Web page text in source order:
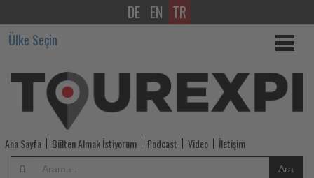
Air
India,
artan
yakıt
maliyetleri
nedeniyle
DE EN TR
Ülke Seçin
Ana Sayfa Bülten Almak İstiyorum Podcast Video İletişim
Ara